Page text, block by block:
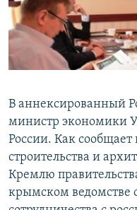
ПОБЕДИТЕЛЕЙ НЕ СУДЯТ?
КРЫМ.НЕПОКОРЕННЫЙ
ELIFBE
ПРИСОЕДИНЯЙТЕСЬ!
Все сайты RFE/RL
В аннексированный
министр экономики
России. Как
строительства и
Кремлю
крымском ведомстве